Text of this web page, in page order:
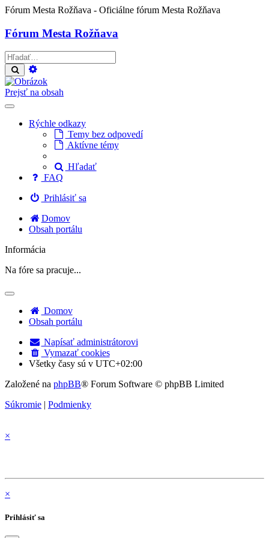
Fórum Mesta Rožňava - Oficiálne fórum Mesta Rožňava
Fórum Mesta Rožňava
Hľadať
vyhľadávanie
Prejsť na obsah
Rýchle odkazy
Temy bez odpovedí
Aktívne témy
Hľadať
FAQ
Prihlásiť sa
Domov
Obsah portálu
Informácia
Na fóre sa pracuje...
Domov
Obsah portálu
Napísať administrátorovi
Vymazať cookies
Všetky časy sú v UTC+02:00
Založené na phpBB® Forum Software © phpBB Limited
Súkromie | Podmienky
×
×
Prihlásiť sa